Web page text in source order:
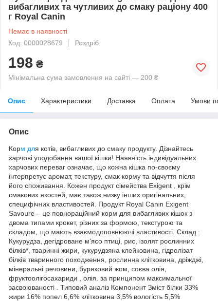
вибагливих та чутливих до смаку раціону 400
г Royal Canin
Немає в наявності
Код: 0000028679
Роздріб
198 ₴
Мінімальна сума замовлення на сайті — 200 ₴
Опис Характеристики Доставка Оплата Умови
Опис
Корм для котів, вибагливих до смаку продукту. Дізнайтесь
харчові уподобання вашої кішки! Наявність індивідуальних
харчових переваг означає, що кожна кішка по-своєму
інтерпретує аромат, текстуру, смак корму та відчуття після
його споживання. Кожен продукт сімейства Exigent , крім
смакових якостей, має також низку інших оригінальних,
специфічних властивостей. Продукт Royal Canin Exigent
Savoure – це повнораційний корм для вибагливих кішок з
двома типами крокет, різних за формою, текстурою та
складом, що мають взаємодоповнюючі властивості. Склад :
Кукурудза, дегідроване м'ясо птиці, рис, ізолят рослинних
білків*, тваринні жири, кукурудзяна клейковина, гідролізат
білків тваринного походження, рослинна клітковина, дріжджі,
мінеральні речовини, буряковий жом, соєва олія,
фруктоолігосахариди , олія. за принципом максимальної
засвоюваності . Типовий аналіз Компонент Зміст білки 33%
жири 16% попел 6,6% клітковина 3,5% вологість 5,5%